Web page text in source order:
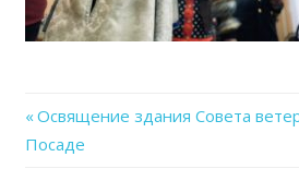
Навигация
Previous
Post:
Освящение здания Совета
Посаде